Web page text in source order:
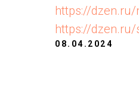
https://
https://
08.04.2024